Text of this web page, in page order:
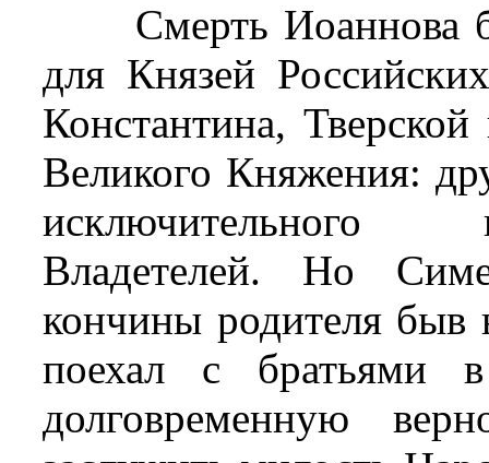
Смерть Иоаннова
для Князей
Константина,
Великого Княжения:
исключительного
Владетелей. Но
кончины родителя
поехал с братьями
долговременную